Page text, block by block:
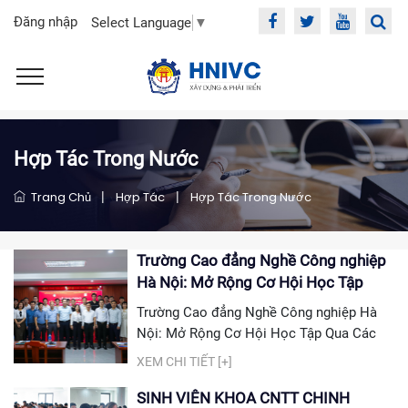
Đăng nhập Select Language ▼
Hợp Tác Trong Nước
Trang Chủ | Hợp Tác | Hợp Tác Trong Nước
Trường Cao đẳng Nghề Công nghiệp
Hà Nội: Mở Rộng Cơ Hội Học Tập
Qua Các Lớp Liên Thông Đại Học
Trường Cao đẳng Nghề Công nghiệp Hà
Nội: Mở Rộng Cơ Hội Học Tập Qua Các
Lớp Liên Thông Đại Học Sáng ngày 19/10,
Nội phối hợp với Đại học Sư phạm Kỹ
XEM CHI TIẾT [+]
SINH VIÊN KHOA CNTT CHINH